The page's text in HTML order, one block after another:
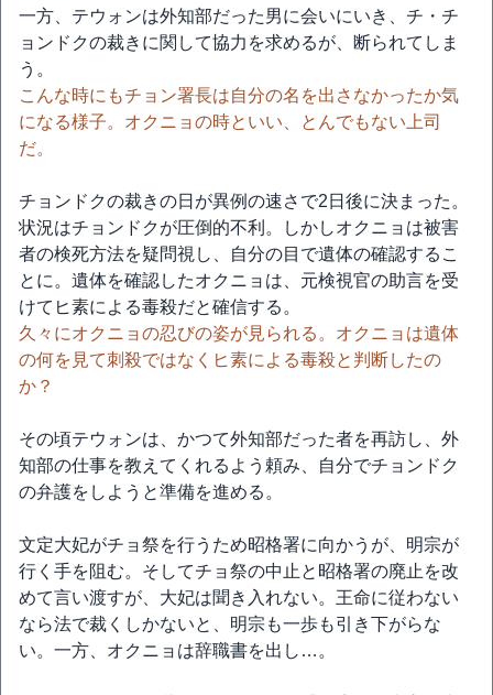
一方、テウォンは外知部だった男に会いにいき、チ・チ
ョンドクの裁きに関して協力を求めるが、断られてしま
う。
こんな時にもチョン署長は自分の名を出さなかったか気
になる様子。オクニョの時といい、とんでもない上司
だ。
チョンドクの裁きの日が異例の速さで2日後に決まった。
状況はチョンドクが圧倒的不利。しかしオクニョは被害
者の検死方法を疑問視し、自分の目で遺体の確認するこ
とに。遺体を確認したオクニョは、元検視官の助言を受
けてヒ素による毒殺だと確信する。
久々にオクニョの忍びの姿が見られる。オクニョは遺体
の何を見て刺殺ではなくヒ素による毒殺と判断したの
か？
その頃テウォンは、かつて外知部だった者を再訪し、外
知部の仕事を教えてくれるよう頼み、自分でチョンドク
の弁護をしようと準備を進める。
文定大妃がチョ祭を行うため昭格署に向かうが、明宗が
行く手を阻む。そしてチョ祭の中止と昭格署の廃止を改
めて言い渡すが、大妃は聞き入れない。王命に従わない
なら法で裁くしかないと、明宗も一歩も引き下がらな
い。一方、オクニョは辞職書を出し…。